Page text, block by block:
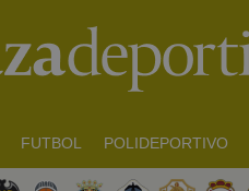
FUTBOL POLIDEPORTIVO